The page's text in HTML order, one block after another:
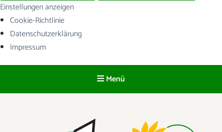
Einstellungen anzeigen
Cookie-Richtlinie
Datenschutzerklärung
Impressum
Menü